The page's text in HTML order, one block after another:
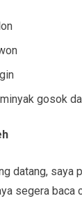
gosok
datang, saya
segera